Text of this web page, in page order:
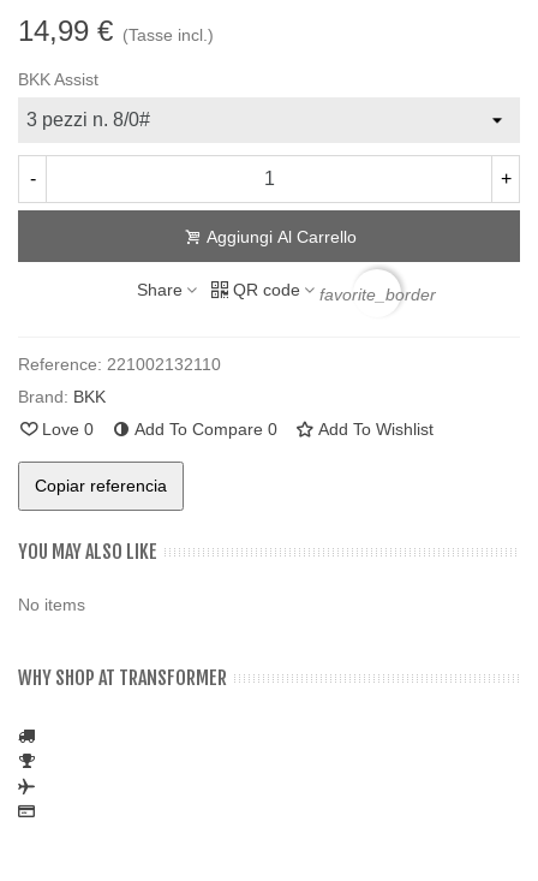
14,99 € (Tasse incl.)
BKK Assist
- +
Aggiungi Al Carrello
Share QR code favorite_border
Reference: 221002132110
Brand: BKK
Love 0 Add To Compare 0 Add To Wishlist
Copiar referencia
YOU MAY ALSO LIKE
No items
WHY SHOP AT TRANSFORMER